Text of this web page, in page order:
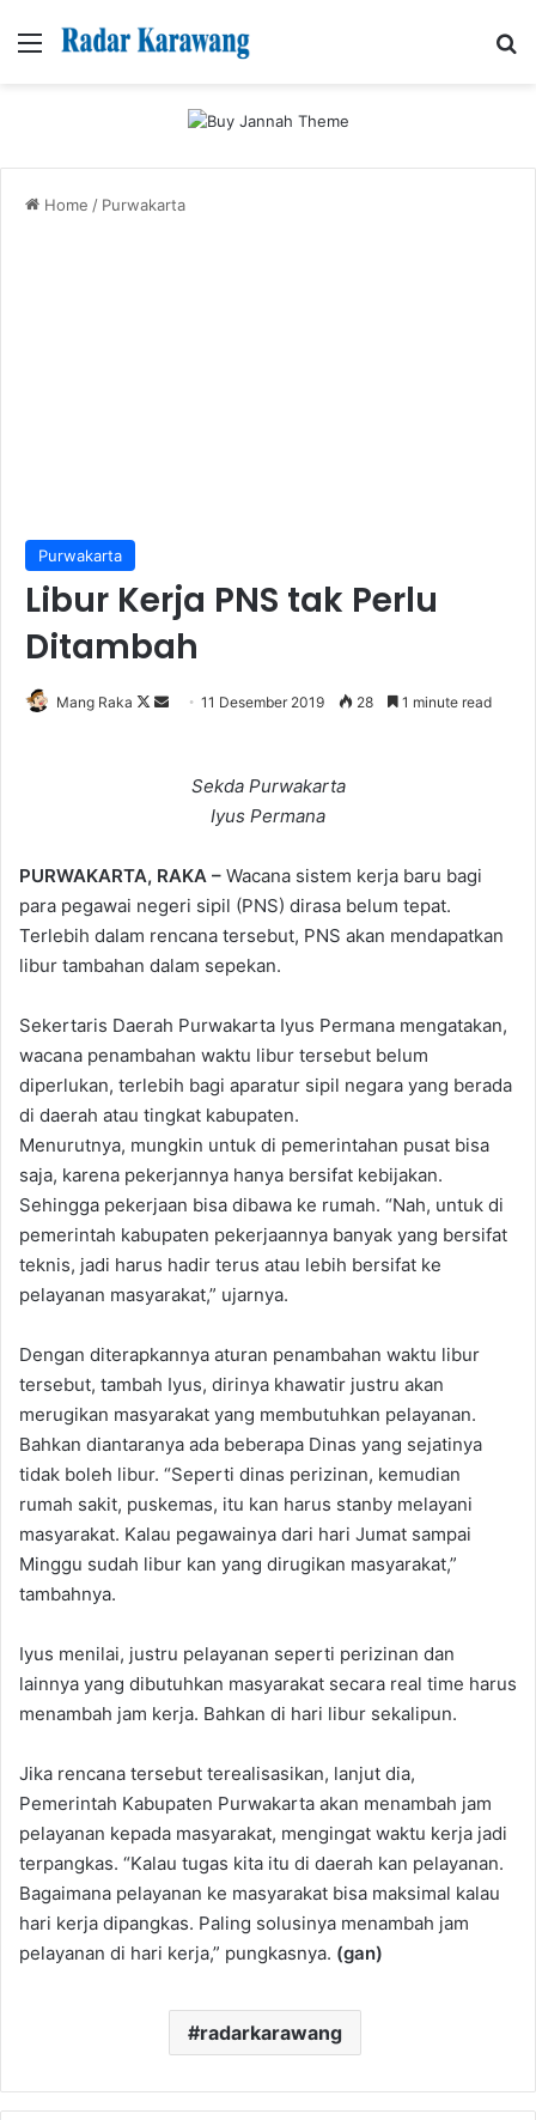
Menu
Home / Purwakarta
Purwakarta
Libur Kerja PNS tak Perlu
Ditambah
Mang Raka
Follow
Send11 Desember 2019 28 1 minute read
Sekda Purwakarta
Iyus Permana
PURWAKARTA, RAKA – Wacana sistem kerja baru bagi
para pegawai negeri sipil (PNS) dirasa belum tepat.
Terlebih dalam rencana tersebut, PNS akan mendapatkan
libur tambahan dalam sepekan.
Sekertaris Daerah Purwakarta Iyus Permana mengatakan,
wacana penambahan waktu libur tersebut belum
diperlukan, terlebih bagi aparatur sipil negara yang berada
di daerah atau tingkat kabupaten.
Menurutnya, mungkin untuk di pemerintahan pusat bisa
saja, karena pekerjannya hanya bersifat kebijakan.
Sehingga pekerjaan bisa dibawa ke rumah. “Nah, untuk di
pemerintah kabupaten pekerjaannya banyak yang bersifat
teknis, jadi harus hadir terus atau lebih bersifat ke
pelayanan masyarakat,” ujarnya.
Dengan diterapkannya aturan penambahan waktu libur
tersebut, tambah Iyus, dirinya khawatir justru akan
merugikan masyarakat yang membutuhkan pelayanan.
Bahkan diantaranya ada beberapa Dinas yang sejatinya
tidak boleh libur. “Seperti dinas perizinan, kemudian
rumah sakit, puskemas, itu kan harus stanby melayani
masyarakat. Kalau pegawainya dari hari Jumat sampai
Minggu sudah libur kan yang dirugikan masyarakat,”
tambahnya.
Iyus menilai, justru pelayanan seperti perizinan dan
lainnya yang dibutuhkan masyarakat secara real time harus
menambah jam kerja. Bahkan di hari libur sekalipun.
Jika rencana tersebut terealisasikan, lanjut dia,
Pemerintah Kabupaten Purwakarta akan menambah jam
pelayanan kepada masyarakat, mengingat waktu kerja jadi
terpangkas. “Kalau tugas kita itu di daerah kan pelayanan.
Bagaimana pelayanan ke masyarakat bisa maksimal kalau
hari kerja dipangkas. Paling solusinya menambah jam
pelayanan di hari kerja,” pungkasnya. (gan)
radarkarawang